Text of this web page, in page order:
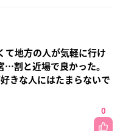
て地方の人が気軽に行け
…割と近場で良かった。
きな人にはたまらないで
0